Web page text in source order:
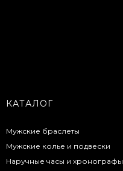
КАТАЛОГ
Мужские браслеты
Мужские колье и подвески
Наручные часы и хронографы